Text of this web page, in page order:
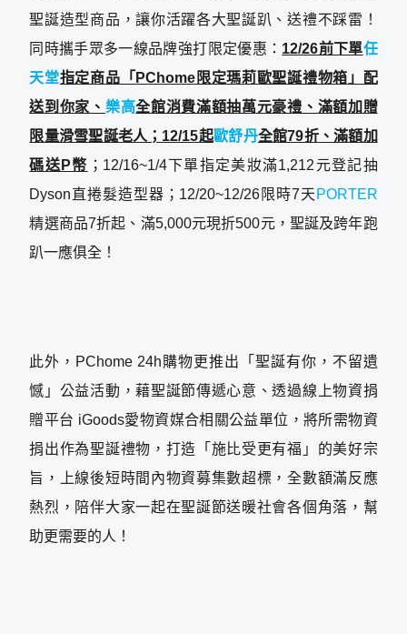
聖誕造型商品，讓你活躍各大聖誕趴、送禮不踩雷！
同時攜手眾多一線品牌強打限定優惠： 12/26前下單任
天堂指定商品「PChome限定瑪莉歐聖誕禮物箱」配
送到你家、 樂高全館消費滿額抽萬元豪禮、滿額加贈
限量滑雪聖誕老人；12/15起歐舒丹全館79折、滿額加
碼送P幣 ；12/16~1/4下單指定美妝滿1,212元登記抽
Dyson直捲髮造型器；12/20~12/26限時7天 PORTER
精選商品7折起、滿5,000元現折500元，聖誕及跨年跑
趴一應俱全！
此外，PChome 24h購物更推出「聖誕有你，不留遺
憾」公益活動，藉聖誕節傳遞心意、透過線上物資捐
贈平台 iGoods愛物資媒合相關公益單位，將所需物資
捐出作為聖誕禮物，打造「施比受更有福」的美好宗
旨，上線後短時間內物資募集數超標，全數額滿反應
熱烈，陪伴大家一起在聖誕節送暖社會各個角落，幫
助更需要的人！